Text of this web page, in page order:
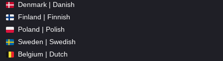
Denmark | Danish
Finland | Finnish
Poland | Polish
Sweden | Swedish
Belgium | Dutch